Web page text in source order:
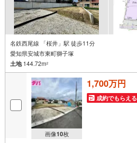
受
け
取
る
・
を
名鉄西尾線 「桜井」駅 徒歩11分
愛知県安城市東町獅子塚
土地144.72m2
画像10枚
1,700万円
成約でもらえる